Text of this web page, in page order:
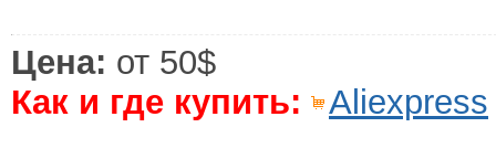
Цена: от 50$
Как и где купить:
Aliexpress